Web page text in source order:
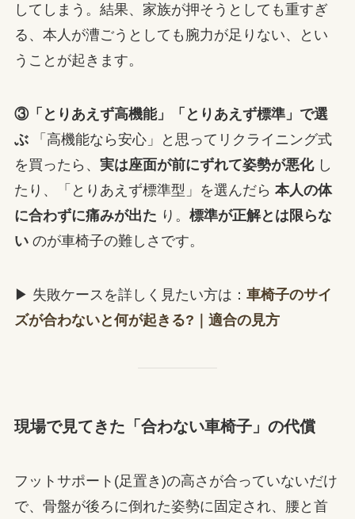
してしまう。結果、家族が押そうとしても重すぎ
る、本人が漕ごうとしても腕力が足りない、とい
うことが起きます。
③「とりあえず高機能」「とりあえず標準」で選
ぶ「高機能なら安心」と思ってリクライニング式
を買ったら、 実は座面が前にずれて姿勢が悪化し
たり、「とりあえず標準型」を選んだら 本人の体
に合わずに痛みが出た り。 標準が正解とは限らな
いのが車椅子の難しさです。
▶ 失敗ケースを詳しく見たい方は： 車椅子のサイ
ズが合わないと何が起きる?｜適合の見方
現場で見てきた「合わない車椅子」の代償
フットサポート(足置き)の高さが合っていないだけ
で、骨盤が後ろに倒れた姿勢に固定され、腰と首